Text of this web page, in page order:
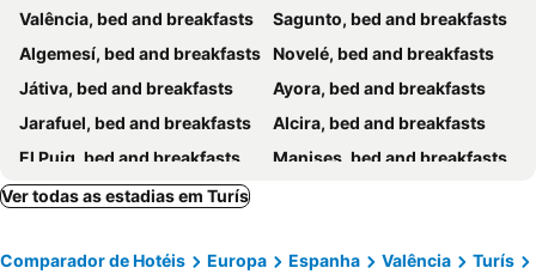
Valência, bed and breakfasts
Sagunto, bed and breakfasts
Algemesí, bed and breakfasts Novelé, bed and breakfasts
Játiva, bed and breakfasts
Ayora, bed and breakfasts
Jarafuel, bed and breakfasts
Alcira, bed and breakfasts
El Puig, bed and breakfasts
Manises, bed and breakfasts
Ribarroja de Turia, bed and breakfasts
Alcublas, bed and breakfasts
Alboraya, bed and breakfasts
Ver todas as estadias em Turís
Comparador de Hotéis Europa Espanha Valência
Turís